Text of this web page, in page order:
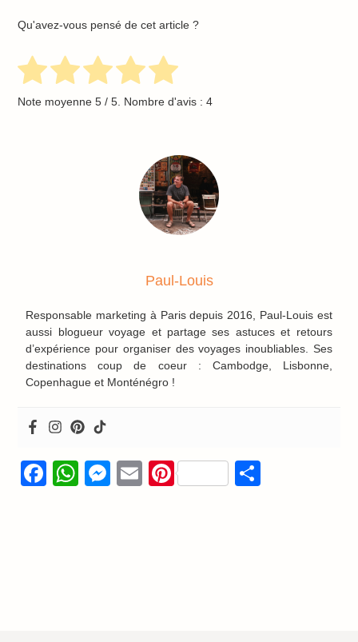
Qu'avez-vous pensé de cet article ?
Note moyenne5 / 5. Nombre d'avis :4
Paul-Louis
Responsable marketing à Paris depuis 2016, Paul-Louis est
aussi blogueur voyage et partage ses astuces et retours
d’expérience pour organiser des voyages inoubliables. Ses
destinations coup de coeur : Cambodge, Lisbonne,
Copenhague et Monténégro !
Facebook
WhatsApp
Messenger
EmailPinterest